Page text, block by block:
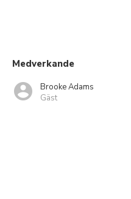
Medverkande
Brooke Adams
Gäst